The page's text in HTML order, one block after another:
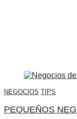
NEGOCIOS TIPS
PEQUEÑOS